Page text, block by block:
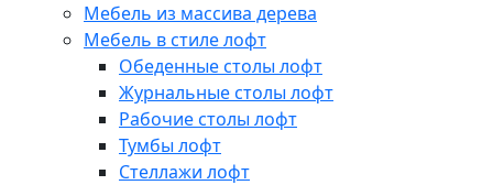
Мебель из массива дерева
Мебель в стиле лофт
Обеденные столы лофт
Журнальные столы лофт
Рабочие столы лофт
Тумбы лофт
Стеллажи лофт